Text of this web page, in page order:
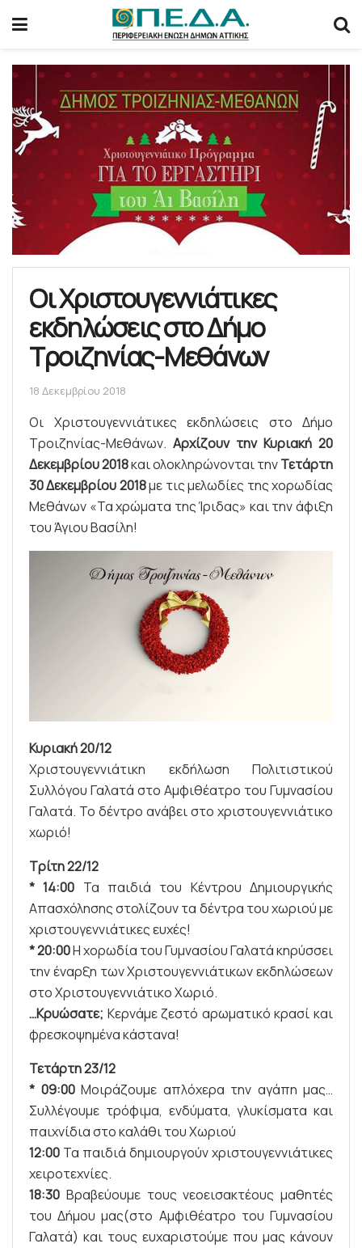
Οι Χριστουγεννιάτικες
εκδηλώσεις στο Δήμο
Τροιζηνίας-Μεθάνων
18 Δεκεμβρίου 2018
Οι Χριστουγεννιάτικες εκδηλώσεις στο Δήμο
Τροιζηνίας-Μεθάνων. Αρχίζουν την Κυριακή 20
Δεκεμβρίου 2018και ολοκληρώνονται τηνΤετάρτη
30 Δεκεμβρίου 2018με τις μελωδίες της χορωδίας
Μεθάνων «Τα χρώματα της Ίριδας» και την άφιξη
του Άγιου Βασίλη!
Κυριακή 20/12
Χριστουγεννιάτικη εκδήλωση Πολιτιστικού
Συλλόγου Γαλατά στο Αμφιθέατρο του Γυμνασίου
Γαλατά. Το δέντρο ανάβει στο χριστουγεννιάτικο
χωριό!
Τρίτη 22/12
* 14:00 Τα παιδιά του Κέντρου Δημιουργικής
Απασχόλησης στολίζουν τα δέντρα του χωριού με
χριστουγεννιάτικες ευχές!
* 20:00Η χορωδία του Γυμνασίου Γαλατά κηρύσσει
την έναρξη των Χριστουγεννιάτικων εκδηλώσεων
στο Χριστουγεννιάτικο Χωριό.
…Κρυώσατε; Κερνάμε ζεστό αρωματικό κρασί και
φρεσκοψημένα κάστανα!
Τετάρτη 23/12
* 09:00Μοιράζουμε απλόχερα την αγάπη μας…
Συλλέγουμε τρόφιμα, ενδύματα, γλυκίσματα και
παιχνίδια στο καλάθι του Χωριού
12:00 Τα παιδιά δημιουργούν χριστουγεννιάτικες
χειροτεχνίες.
18:30 Βραβεύουμε τους νεοεισακτέους μαθητές
του Δήμου μας(στο Αμφιθέατρο του Γυμνασίου
Γαλατά) και τους ευχαριστούμε που μας κάνουν